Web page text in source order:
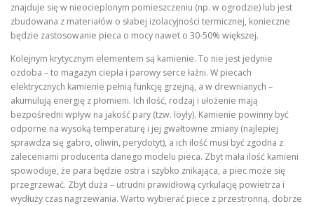
znajduje się w nieocieplonym pomieszczeniu (np. w ogrodzie) lub jest
zbudowana z materiałów o słabej izolacyjności termicznej, konieczne
będzie zastosowanie pieca o mocy nawet o 30-50% większej.
Kolejnym krytycznym elementem są kamienie. To nie jest jedynie
ozdoba – to magazyn ciepła i parowy serce łaźni. W piecach
elektrycznych kamienie pełnią funkcję grzejną, a w drewnianych –
akumulują energię z płomieni. Ich ilość, rodzaj i ułożenie mają
bezpośredni wpływ na jakość pary (tzw. löyly). Kamienie powinny być
odporne na wysoką temperaturę i jej gwałtowne zmiany (najlepiej
sprawdza się gabro, oliwin, perydotyt), a ich ilość musi być zgodna z
zaleceniami producenta danego modelu pieca. Zbyt mała ilość kamieni
spowoduje, że para będzie ostra i szybko znikająca, a piec może się
przegrzewać. Zbyt duża – utrudni prawidłową cyrkulację powietrza i
wydłuży czas nagrzewania. Warto wybierać piece z przestronną, dobrze